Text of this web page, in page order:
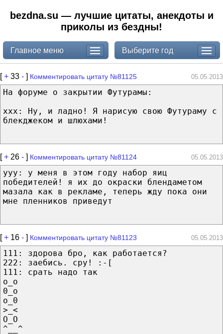
bezdna.su — лучшие цитаты, анекдоты и
приколы из бездны!
Главное меню Выберите год
[+ 33 - ] Комментировать цитату №81125 05.05.2013
На форуме о закрытии Футурамы:
xxx: Ну, и ладно! Я нарисую свою Футураму с
блекджеком и шлюхами!
[+ 26 - ] Комментировать цитату №81124 05.05.2013
yyy: у меня в этом году набор яиц
победителей! я их до окраски блендаметом
мазала как в рекламе, теперь жду пока они
мне пленников приведут
[+ 16 - ] Комментировать цитату №81123 05.05.2013
111: здорова бро, как работается?
222: заебись. сру! :-[
111: срать надо так
о_о
0_о
о_0
>_<
О_О
^__^